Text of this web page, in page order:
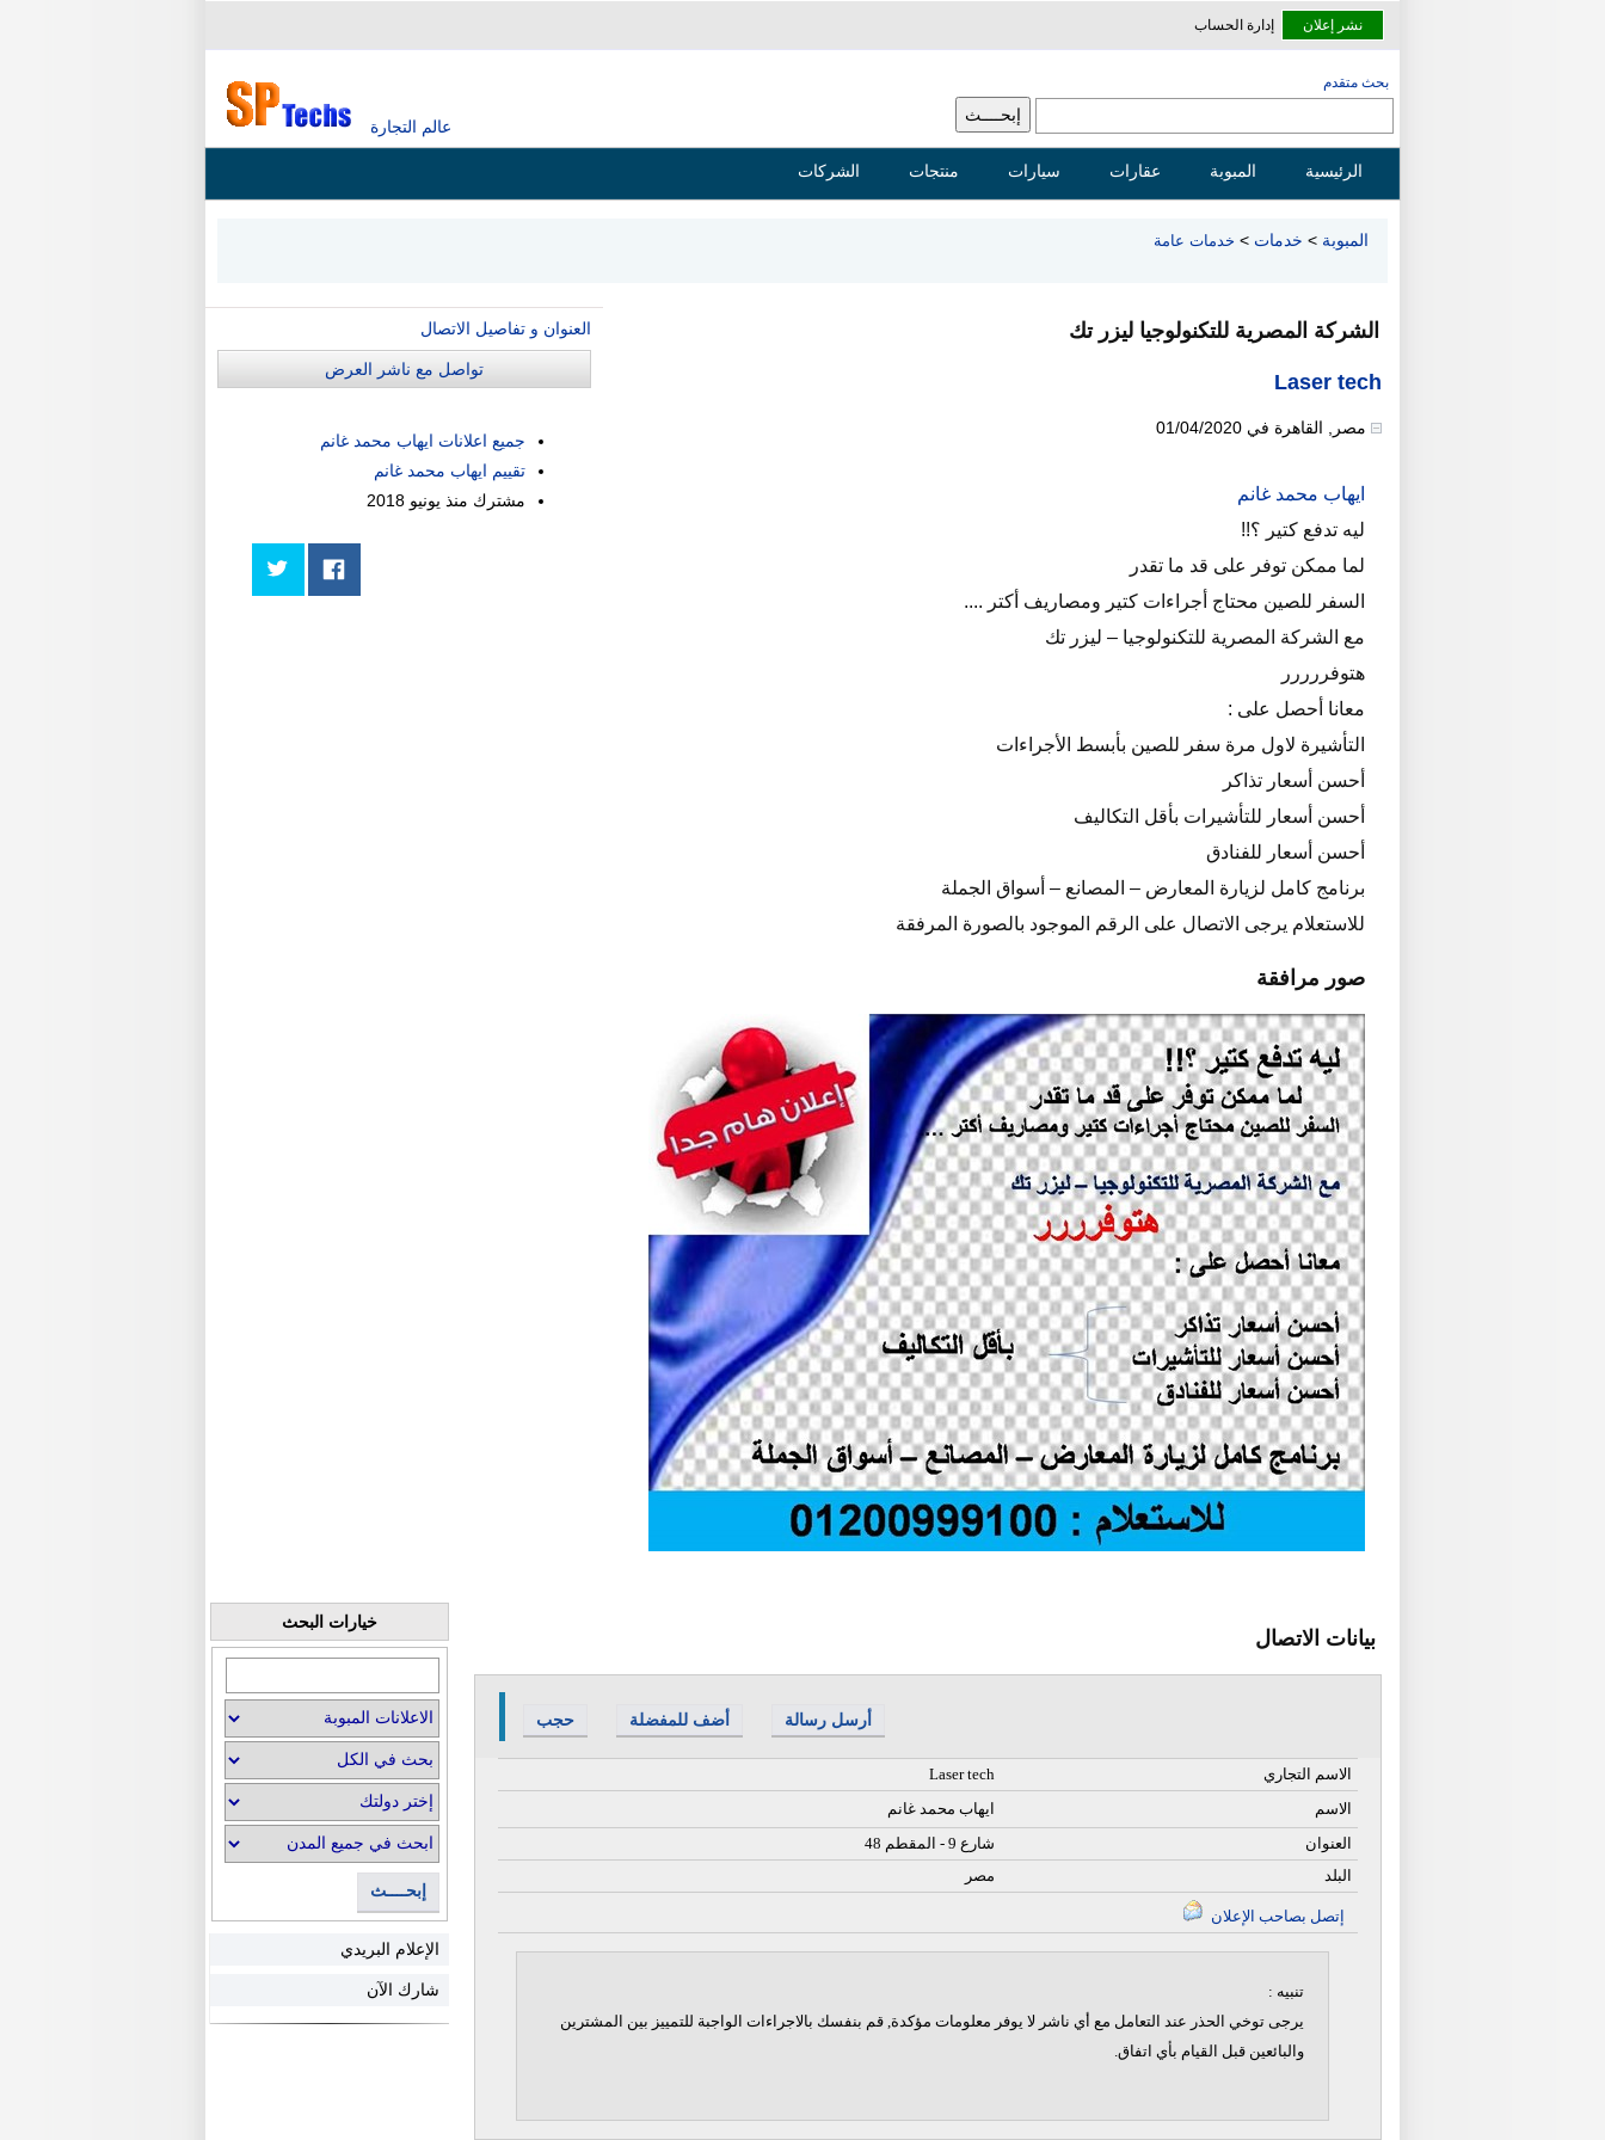
نشر إعلان إدارة الحساب
عالم التجارة
بحث متقدم
الرئيسية المبوبة عقارات سيارات منتجات الشركات
المبوبة > خدمات > خدمات عامة
الشركة المصرية للتكنولوجيا ليزر تك
Laser tech
مصر القاهرة في 01/04/2020
ايهاب محمد غانم
ليه تدفع كتير ؟!!
لما ممكن توفر على قد ما تقدر
السفر للصين محتاج أجراءات كتير ومصاريف أكتر ....
مع الشركة المصرية للتكنولوجيا – ليزر تك
هتوفررررر
معانا أحصل على :
التأشيرة لاول مرة سفر للصين بأبسط الأجراءات
أحسن أسعار تذاكر
أحسن أسعار للتأشيرات بأقل التكاليف
أحسن أسعار للفنادق
برنامج كامل لزيارة المعارض – المصانع – أسواق الجملة
للاستعلام يرجى الاتصال على الرقم الموجود بالصورة المرفقة
صور مرافقة
العنوان و تفاصيل الاتصال
تواصل مع ناشر العرض
جميع اعلانات ايهاب محمد غانم
تقييم ايهاب محمد غانم
مشترك منذ يونيو 2018
بيانات الاتصال
حجب أضف للمفضلة أرسل رسالة
Laser tech
الاسم التجاري
ايهاب محمد غانم
الاسم
48 شارع 9 - المقطم
العنوان
مصر
البلد
تنبيه :
يرجى توخي الحذر عند التعامل مع أي ناشر لا يوفر معلومات مؤكدة, قم بنفسك بالاجراءات الواجبة للتمييز بين المشترين
والبائعين قبل القيام بأي اتفاق.
خيارات البحث
إبحــــث
الإعلام البريدي
شارك الآن